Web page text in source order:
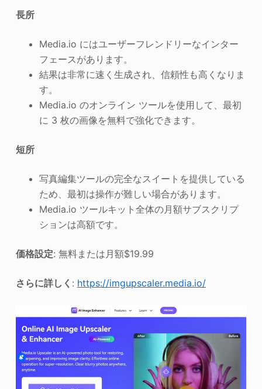
長所
Media.io にはユーザーフレンドリーなインター
フェースがあります。
結果は非常に速く生成され、信頼性も高くなりま
す。
Media.io のオンライン ツールを使用して、最初
に 3 枚の画像を無料で強化できます。
短所
写真編集ツールの完全なスイートを提供している
ため、最初は操作が難しい場合があります。
Media.io ツールキット全体の月額サブスクリプ
ションは高額です。
価格設定: 無料または月額$19.99
さらに詳しく : https://imgupscaler.media.io/